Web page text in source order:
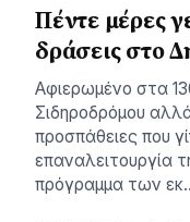
Πέντε μέρες
δράσεις στο
Αφιερωμένο στα
Σιδηροδρόμου
προσπάθειες που
επαναλειτουργία
πρόγραμμα των